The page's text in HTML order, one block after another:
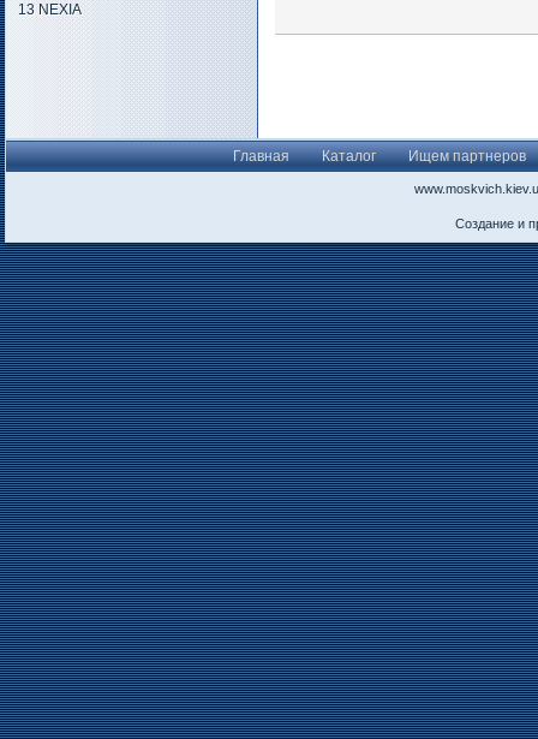
13 NEXIA
Главная Каталог Ищем партнеров
Создание и